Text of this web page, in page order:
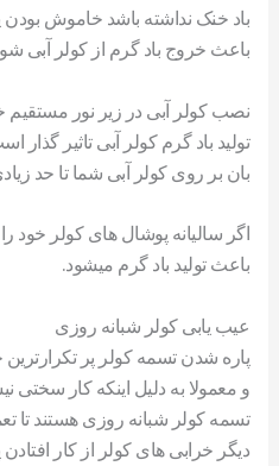
باد خنک نداشته باشد خاموش
باعث خروج باد گرم از کولر آبی
نصب کولر آبی در زیر نور مستقیم
تولید باد گرم کولر آبی تاثیر گذار
بان بر روی کولر آبی شما تا حد
اگر سالیانه پوشال های کولر خود
باعث تولید باد گرم میشود.
عیب یابی کولر شبانه روزی
پاره شدن تسمه کولر پر
و معمولا به دلیل اینکه کار سختی
تسمه کولر شبانه روزی هستند تا
دیگر خرابی های کولر از کار